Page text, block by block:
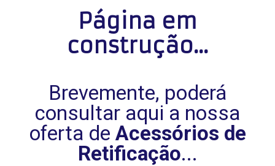
Página em
construção...
Brevemente, poderá
consultar aqui a nossa
oferta de Acessórios de
Retificação...